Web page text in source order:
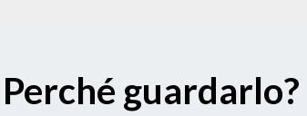
Perché guardarlo?